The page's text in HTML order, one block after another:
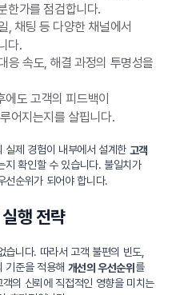
한가를 점검합니다.
, 채팅 등 다양한 채널에서
다.
응 속도, 해결 과정의 투명성을
도 고객의 피드백이
어지는지를 살핍니다.
실제 경험이 내부에서 설계한 고객
지 확인할 수 있습니다. 불일치가
선순위가 되어야 합니다.
행 전략
니다. 따라서 고객 불편의 빈도,
기준을 적용해 개선의 우선순위 를
의 신뢰에 직접적인 영향을 미치는